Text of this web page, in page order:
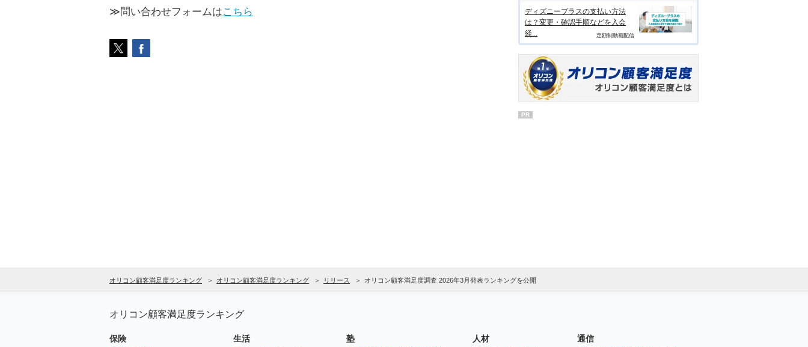
≫問い合わせフォームはこちら
ディズニープラスの支払い方法
は？変更・確認手順などを入会
経...
定額制動画配信
PR
オリコン顧客満足度ランキング オリコン顧客満足度ランキング リリース オリコン顧客満足度調査 2026年3月発表ランキングを公開
オリコン顧客満足度ランキング
保険
生活
塾
人材
通信